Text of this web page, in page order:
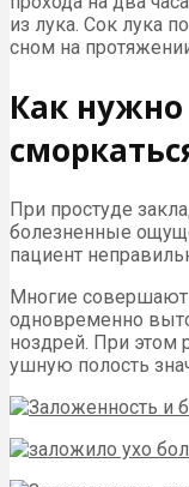
из лука. Сок лука
сном на
Как
При простуде
болезненные
пациент
Многие совершают
одновременно
ноздрей. При этом
ушную полость